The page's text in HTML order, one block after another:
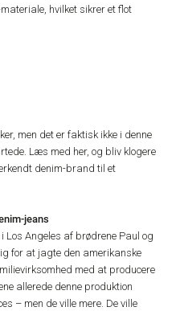
hvilket sikrer et flot
men det er faktisk ikke i denne
Læs med her, og bliv klogere
denim-brand til et
jeans
Angeles af brødrene Paul og
for at jagte den amerikanske
med at producere
allerede denne produktion
– men de ville mere. De ville